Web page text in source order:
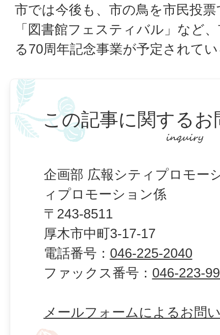
市では今後も、市の鳥を市民投
「図書館フェスティバル」など
る70周年記念事業が予定されて
この記事に関するお
企画部 広報シティプロモー
ィプロモーション係
〒243-8511
厚木市中町3-17-17
電話番号： 046-225-2040
ファックス番号： 046-223-
メールフォームによるお問